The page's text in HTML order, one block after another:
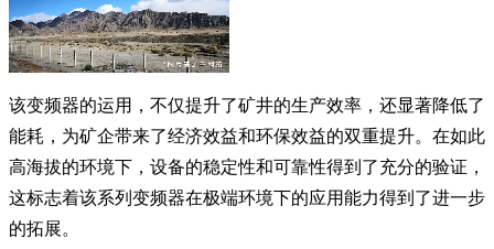
该变频器的运用，不仅提升了矿井的生产效率，还显著降低了
能耗，为矿企带来了经济效益和环保效益的双重提升。在如此
高海拔的环境下，设备的稳定性和可靠性得到了充分的验证，
这标志着该系列变频器在极端环境下的应用能力得到了进一步
的拓展。